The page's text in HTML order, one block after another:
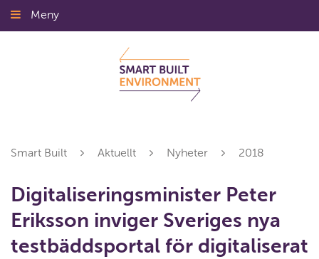
Gå
till
Meny
Smart Built Aktuellt Nyheter 2018
Digitaliseringsminister Peter
Eriksson inviger Sveriges nya
testbäddsportal för digitaliserat